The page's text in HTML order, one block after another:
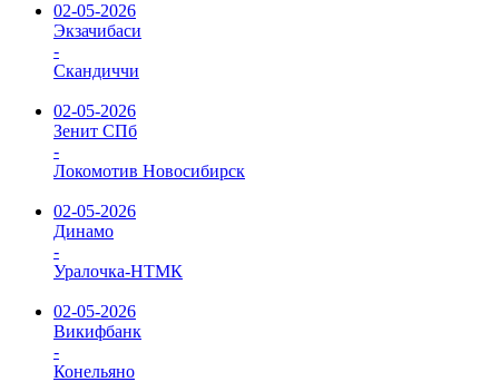
02-05-2026
Экзачибаси
-
Скандиччи
02-05-2026
Зенит СПб
-
Локомотив Новосибирск
02-05-2026
Динамо
-
Уралочка-НТМК
02-05-2026
Викифбанк
-
Конельяно